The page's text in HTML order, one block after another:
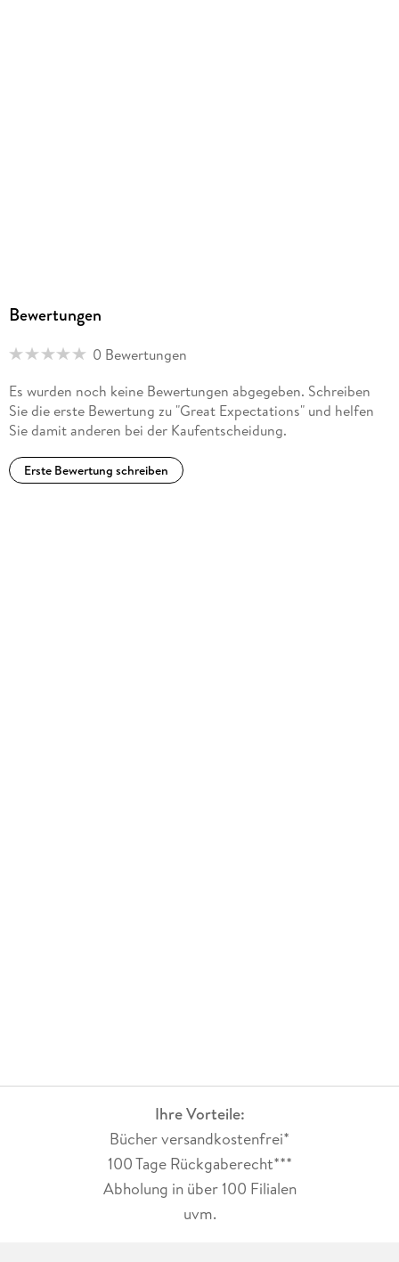
Bewertungen
0 Bewertungen
Es wurden noch keine Bewertungen abgegeben. Schreiben
Sie die erste Bewertung zu "Great Expectations" und helfen
Sie damit anderen bei der Kaufentscheidung.
Erste Bewertung schreiben
Ihre Vorteile:
Bücher versandkostenfrei*
100 Tage Rückgaberecht***
Abholung in über 100 Filialen
uvm.